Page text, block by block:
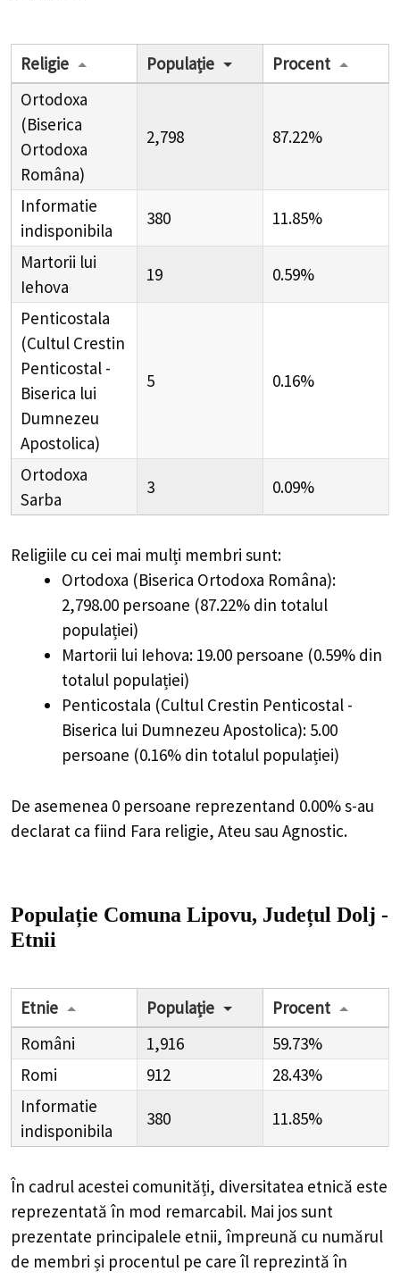
Religie Populație
Procent
Ortodoxa
(Biserica
Ortodoxa
Româna)
2,798 87.22%
Informatie
indisponibila
380 11.85%
Martorii lui
Iehova
19 0.59%
Penticostala
(Cultul Crestin
Penticostal -
Biserica lui
Dumnezeu
Apostolica)
5 0.16%
Ortodoxa
Sarba
3 0.09%
Religiile cu cei mai mulți membri sunt:
Ortodoxa (Biserica Ortodoxa Româna):
2,798.00 persoane (87.22% din totalul
populației)
Martorii lui Iehova: 19.00 persoane (0.59% din
totalul populației)
Penticostala (Cultul Crestin Penticostal -
Biserica lui Dumnezeu Apostolica): 5.00
persoane (0.16% din totalul populației)
De asemenea 0 persoane reprezentand 0.00% s-au
declarat ca fiind Fara religie, Ateu sau Agnostic.
Populație Comuna Lipovu, Județul Dolj -
Etnii
Etnie Populație
Procent
Români
1,916
59.73%
Romi
912
28.43%
Informatie
indisponibila
380 11.85%
În cadrul acestei comunități, diversitatea etnică este
reprezentată în mod remarcabil. Mai jos sunt
prezentate principalele etnii, împreună cu numărul
de membri și procentul pe care îl reprezintă în